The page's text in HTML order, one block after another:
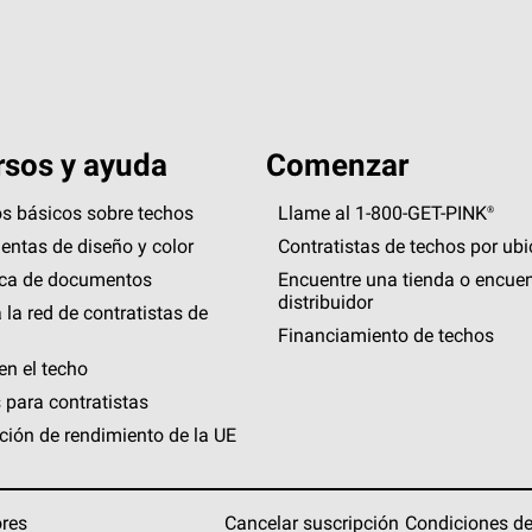
y ayuda
básicos sobre techos
de diseño y color
de documentos
la red de contratistas de
el techo
para contratistas
de rendimiento de la UE
Comenzar
Llame al 1-800-GET-PINK®
Contratistas de techos por
Encuentre una tienda o
distribuidor
Financiamiento de techos
Cancelar suscripción Condiciones